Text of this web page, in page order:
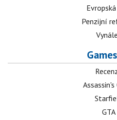
Penzijní
Assassin's
GTA